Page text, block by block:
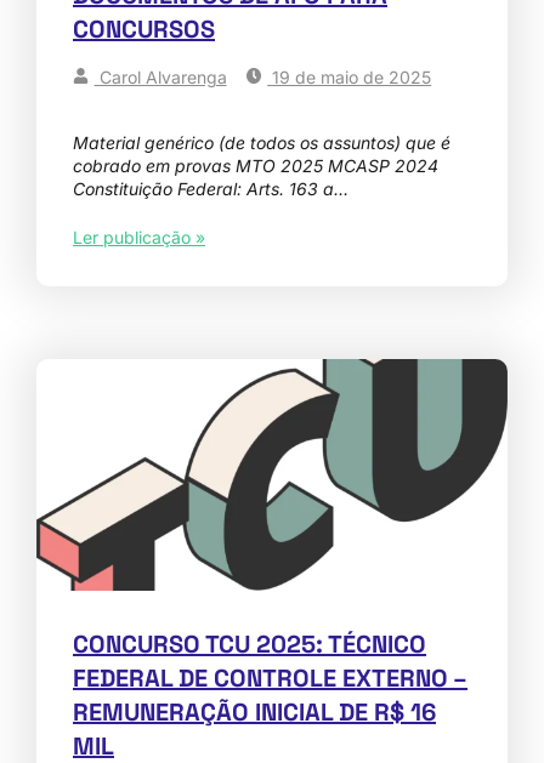
CONCURSOS
Carol Alvarenga 19 de maio de 2025
Material genérico (de todos os assuntos) que é
cobrado em provas MTO 2025 MCASP 2024
Constituição Federal: Arts. 163 a…
Ler publicação »
CONCURSO TCU 2025: TÉCNICO
FEDERAL DE CONTROLE EXTERNO –
REMUNERAÇÃO INICIAL DE R$ 16
MIL